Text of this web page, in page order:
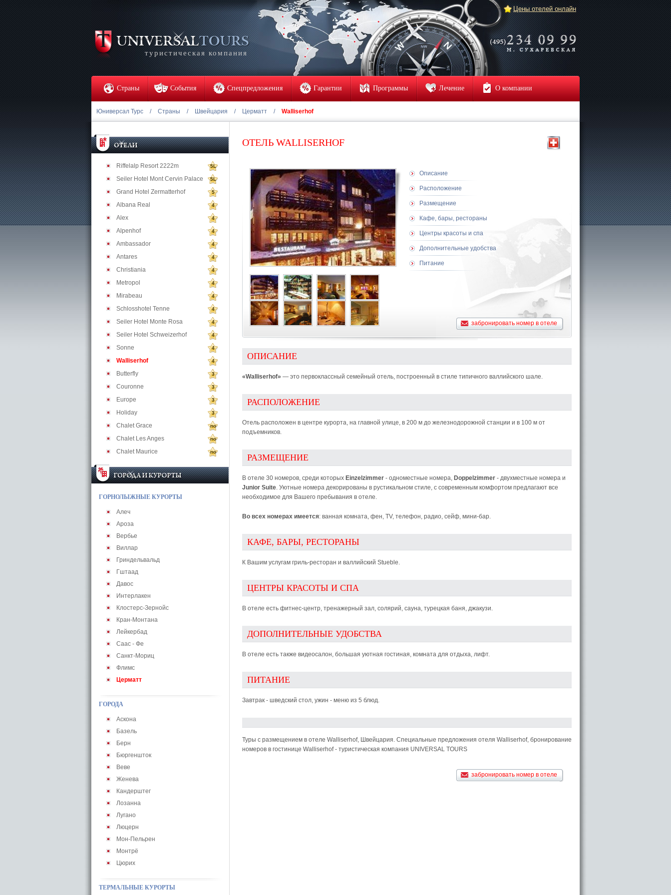
туристическая компания
Цены отелей онлайн
Страны События Спецпредложения Гарантии Программы Лечение О компании
Юниверсал Турс / Страны / Швейцария / Церматт / Walliserhof
Riffelalp Resort 2222m 5L
Seiler Hotel Mont Cervin Palace 5L
Grand Hotel Zermatterhof 5
Albana Real 4
Alex 4
Alpenhof 4
Ambassador 4
Antares 4
Christiania 4
Metropol 4
Mirabeau 4
Schlosshotel Tenne 4
Seiler Hotel Monte Rosa 4
Seiler Hotel Schweizerhof 4
Sonne 4
Walliserhof 4
Butterfly 3
Couronne 3
Europe 3
Holiday 3
Chalet Grace no
Chalet Les Anges no
Chalet Maurice no
ГОРНОЛЫЖНЫЕ КУРОРТЫ
Алеч
Ароза
Вербье
Виллар
Гриндельвальд
Гштаад
Давос
Интерлакен
Клостерс-Зернойс
Кран-Монтана
Лейкербад
Саас - Фе
Санкт-Мориц
Флимс
Церматт
ГОРОДА
Аскона
Базель
Берн
Бюргеншток
Веве
Женева
Кандерштег
Лозанна
Лугано
Люцерн
Мон-Пельрен
Монтрё
Цюрих
ТЕРМАЛЬНЫЕ КУРОРТЫ
ОТЕЛЬ WALLISERHOF
Описание
Расположение
Размещение
Кафе, бары, рестораны
Центры красоты и спа
Дополнительные удобства
Питание
забронировать номер в отеле
ОПИСАНИЕ
«Walliserhof» — это первоклассный семейный отель, построенный в стиле типичного валлийского шале.
РАСПОЛОЖЕНИЕ
Отель расположен в центре курорта, на главной улице, в 200 м до железнодорожной станции и в 100 м от
подъемников.
РАЗМЕЩЕНИЕ
В отеле 30 номеров, среди которых Einzelzimmer - одноместные номера, Doppelzimmer - двухместные номера и
Junior Suite. Уютные номера декорированы в рустикальном стиле, с современным комфортом предлагают все
необходимое для Вашего пребывания в отеле.
Во всех номерах имеется: ванная комната, фен, TV, телефон, радио, сейф, мини-бар.
КАФЕ, БАРЫ, РЕСТОРАНЫ
К Вашим услугам гриль-ресторан и валлийский Stueble.
ЦЕНТРЫ КРАСОТЫ И СПА
В отеле есть фитнес-центр, тренажерный зал, солярий, сауна, турецкая баня, джакузи.
ДОПОЛНИТЕЛЬНЫЕ УДОБСТВА
В отеле есть также видеосалон, большая уютная гостиная, комната для отдыха, лифт.
ПИТАНИЕ
Завтрак - шведский стол, ужин - меню из 5 блюд.
Туры с размещением в отеле Walliserhof, Швейцария. Специальные предложения отеля Walliserhof, бронирование
номеров в гостинице Walliserhof - туристическая компания UNIVERSAL TOURS
забронировать номер в отеле